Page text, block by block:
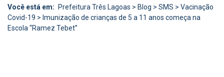
Você está em: Prefeitura Três Lagoas > Blog > SMS > Vacinação
Covid-19 > Imunização de crianças de 5 a 11 anos começa na
Escola “Ramez Tebet”